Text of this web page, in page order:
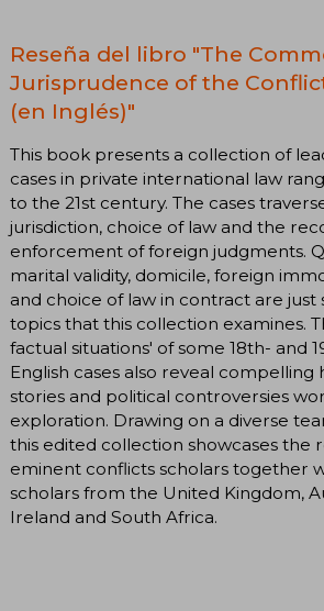
Reseña del libro "The
Jurisprudence of the
(en Inglés)"
This book presents a collection of
cases in private international law
to the 21st century. The cases
jurisdiction, choice of law and the
enforcement of foreign judgments.
marital validity, domicile, foreign
and choice of law in contract are just
topics that this collection examines.
factual situations' of some 18th- and
English cases also reveal
stories and political controversies
exploration. Drawing on a diverse
this edited collection showcases the
eminent conflicts scholars together
scholars from the United Kingdom,
Ireland and South Africa.